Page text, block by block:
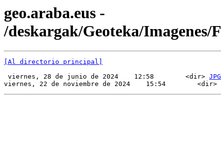
geo.araba.eus -
/deskargak/Geoteka/Imagenes/
[Al directorio principal]
viernes, 28 de junio de 2024    12:58        <dir> JPG
viernes, 22 de noviembre de 2024    15:54        <dir>